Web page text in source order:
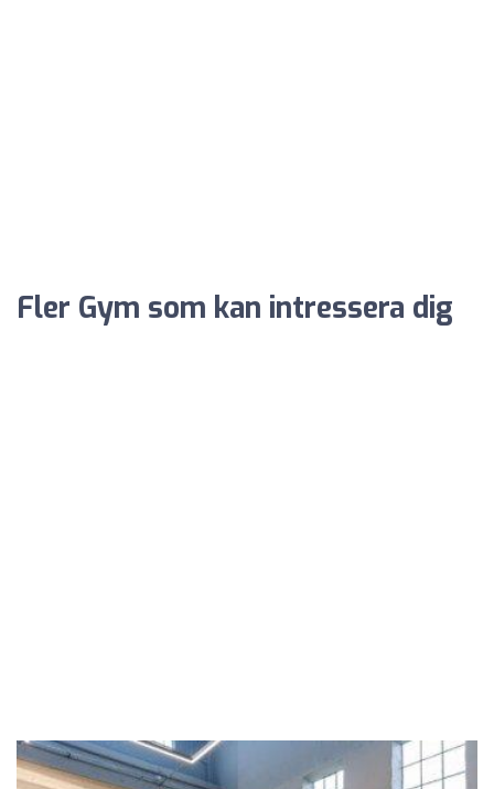
Fler Gym som kan intressera dig